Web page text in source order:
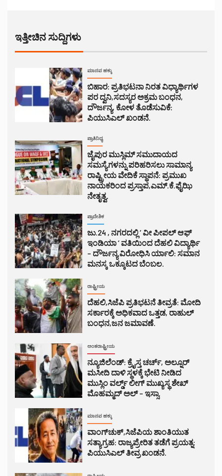
ಇತ್ತೀಚಿನ ಸುದ್ದಿಗಳು
ಮಾನವ ಹಕ್ಕು
ಬಿಹಾರ: ಪ್ರತಿಭಟನಾ ನಿರತ ವಿಧ್ಯಾರ್ಥಿಗಳ
ಪರ ದ್ವನಿ,ಸದಸ್ಯರ ಅಕ್ರಮ ಬಂಧನ,
ದೌರ್ಜನ್ಯ, ಕೋಳ ತೊಡೆಸುವಿಕೆ:
ಪಿಯುಸಿಎಲ್ ಖಂಡನೆ.
ಪ್ರಾತಿನಿಧ್ಯ
ಜೈಪುರ ಮುಸ್ಲಿಮ್ ಸಮುದಾಯದ
ಸಮಸ್ಯೆಗಳನ್ನು ಪರಿಹರಿಸಲು ಸಾಮಾನ್ಯ
ರಾಷ್ಟ್ರೀಯ ವೇದಿಕೆ ಸ್ಥಾಪನೆ: ಪ್ರಮುಖ
ನಾಯಕರಿಂದ ಪ್ರಸ್ತಾಪ,ಎಮ್.ಕೆ.ಫೈಝಿ
ನೇತೃತ್ವ.
ಪ್ರಾದೇಶಿಕ
ಜು.24 , ನಗರದಲ್ಲಿ ‘ ವೀ ಪೀಪಲ್ ಆಫ್
ಇಂಡಿಯಾ ‘ ವತಿಯಿಂದ ದೆಹಲಿ ವಿದ್ಯಾರ್ಥಿ
– ದೌರ್ಜನ್ಯ ವಿರೋಧಿಸಿ ರ್ಯಾಲಿ: ಸಮಾನ
ಮನಸ್ಕ ಒಕ್ಕೂಟದ ಬೆಂಬಲ.
ರಾಷ್ಟ್ರೀಯ
ದೆಹಲಿ,ಸಿಜೆಪಿ ಪ್ರತಿಭಟನೆ ತೀವ್ರತೆ: ಮೋದಿ
ಸರ್ಕಾರಕ್ಕೆ ಅಧಿಕವಾದ ಒತ್ತಡ, ರಾಹುಲ್
ಬಂಧನ,ಜನ ಜಮಾವಣೆ.
ಅಂತರಾಷ್ಟ್ರೀಯ
ನ್ಯೂಜಿಲೆಂಡ್: ಕ್ರೈಸ್ತ ಚರ್ಚ್, ಅಲ್ನೂರ್
ಮಸೀದಿ ದಾಳಿ ಸ್ಥಳಕ್ಕೆ ಭೇಟಿ ನೀಡಿದ
ಮುಸ್ಲಿಂ ವರ್ಲ್ಡ್ ಲೀಗ್ ಮುಖ್ಯಸ್ಥ ಶೇಖ್
ಮೊಹಮ್ಮದ್ ಅಲ್ – ಇಸ್ಸಾ.
ಮಾನವ ಹಕ್ಕು
ವಾಂಗ್‌ಚುಕ್,ಸಿಜೆಪಿಯ ಶಾಂತಿಯುತ
ಸತ್ಯಾಗ್ರಹ: ರಾಜ್ಯಪ್ರೇರಿತ ತಡೆಗೆ ಪ್ರಯತ್ನ:
ಪಿಯುಸಿಎಲ್ ತೀವ್ರ ಖಂಡನೆ.